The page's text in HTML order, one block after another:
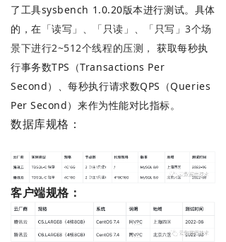
了工具sysbench 1.0.20版本进行测试。 具体
的，在 「读写」、「只读」、「只写」3个场
景下进行2~512个线程的压测， 获取每秒执
行事务数TPS（Transactions Per
Second）、每秒执行请求数QPS（Queries
Per Second）来作为性能对比指标。
数据库规格：
客户端规格：